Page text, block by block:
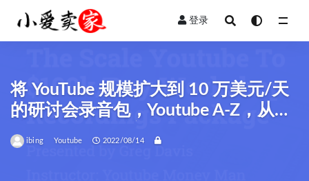
登录
将 YouTube 规模扩大到 10 万美元/天
的研讨会录音包，Youtube A-Z，从基
础知识到数百万美元的帐户是如何做
到的
ibing Youtube 2022/08/14